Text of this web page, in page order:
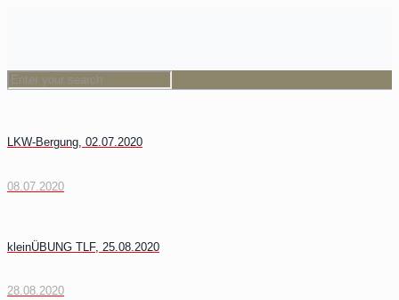
LKW-Bergung, 02.07.2020
08.07.2020
kleinÜBUNG TLF, 25.08.2020
28.08.2020